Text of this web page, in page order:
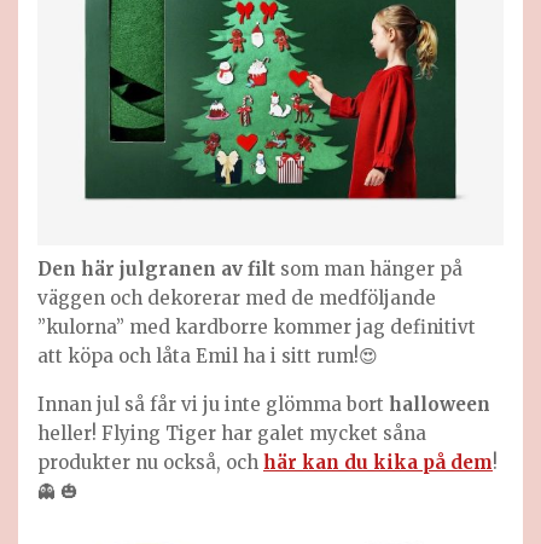
Den här julgranen av filt som man hänger på
väggen och dekorerar med de medföljande
”kulorna” med kardborre kommer jag definitivt
att köpa och låta Emil ha i sitt rum!😍
Innan jul så får vi ju inte glömma bort halloween
heller! Flying Tiger har galet mycket såna
produkter nu också, och här kan du kika på dem!
👻 🎃